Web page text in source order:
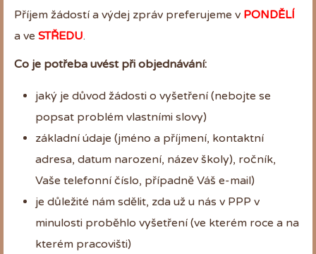
Příjem žádostí a výdej zpráv preferujeme v PONDĚLÍ
a ve STŘEDU.
Co je potřeba uvést při objednávání:
jaký je důvod žádosti o vyšetření (nebojte se
popsat problém vlastními slovy)
základní údaje (jméno a příjmení, kontaktní
adresa, datum narození, název školy), ročník,
Vaše telefonní číslo, případně Váš e-mail)
je důležité nám sdělit, zda už u nás v PPP v
minulosti proběhlo vyšetření (ve kterém roce a na
kterém pracovišti)